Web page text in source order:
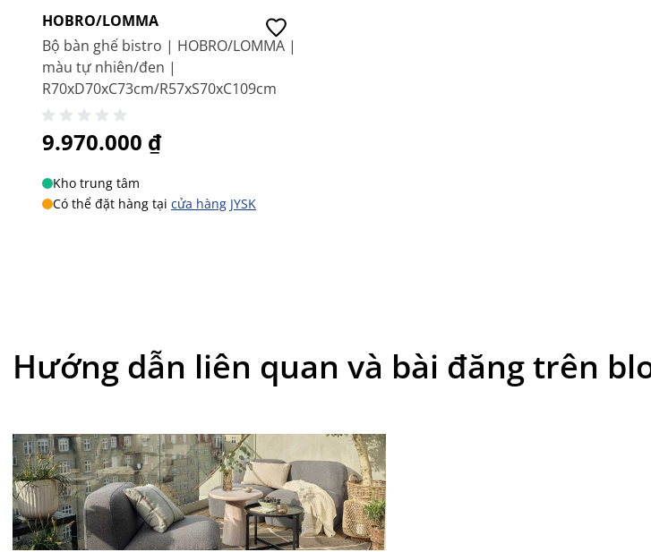
HOBRO/LOMMA
Bộ bàn ghế bistro | HOBRO/LOMMA |
màu tự nhiên/đen |
R70xD70xC73cm/R57xS70xC109cm
9.970.000 ₫
Kho trung tâm
Có thể đặt hàng tại cửa hàng JYSK
Hướng dẫn liên quan và bài đăng trên